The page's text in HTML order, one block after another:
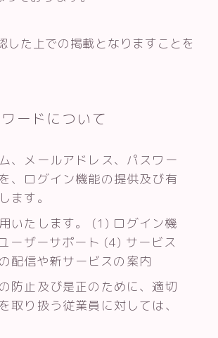
た上での掲載となりますことを
ードについて
、メールアドレス、パスワー
、ログイン機能の提供及び有
ます。
いたします。 (1) ログイン機
ーザーサポート (4) サービス
配信や新サービスの案内
防止及び是正のために、適切
り扱う従業員に対しては、